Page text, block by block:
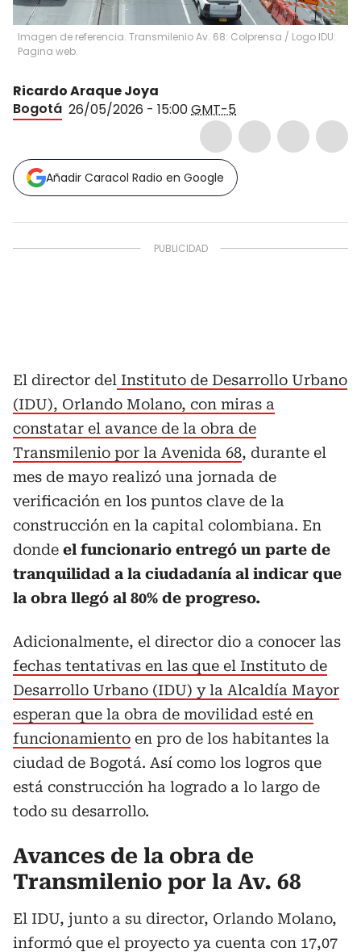
Imagen de referencia. Transmilenio Av. 68: Colprensa / Logo IDU:
Pagina web.
Ricardo Araque Joya
Bogotá 26/05/2026 - 15:00GMT-5
Añadir Caracol Radio en Google
El director del Instituto de Desarrollo Urbano
(IDU), Orlando Molano, con miras a
constatar el avance de la obra de
Transmilenio por la Avenida 68, durante el
mes de mayo realizó una jornada de
verificación en los puntos clave de la
construcción en la capital colombiana. En
donde el funcionario entregó un parte de
tranquilidad a la ciudadanía al indicar que
la obra llegó al 80% de progreso.
Adicionalmente, el director dio a conocer las
fechas tentativas en las que el Instituto de
Desarrollo Urbano (IDU) y la Alcaldía Mayor
esperan que la obra de movilidad esté en
funcionamiento en pro de los habitantes la
ciudad de Bogotá. Así como los logros que
está construcción ha logrado a lo largo de
todo su desarrollo.
Avances de la obra de
Transmilenio por la Av. 68
El IDU, junto a su director, Orlando Molano,
informó que el proyecto ya cuenta con 17,07